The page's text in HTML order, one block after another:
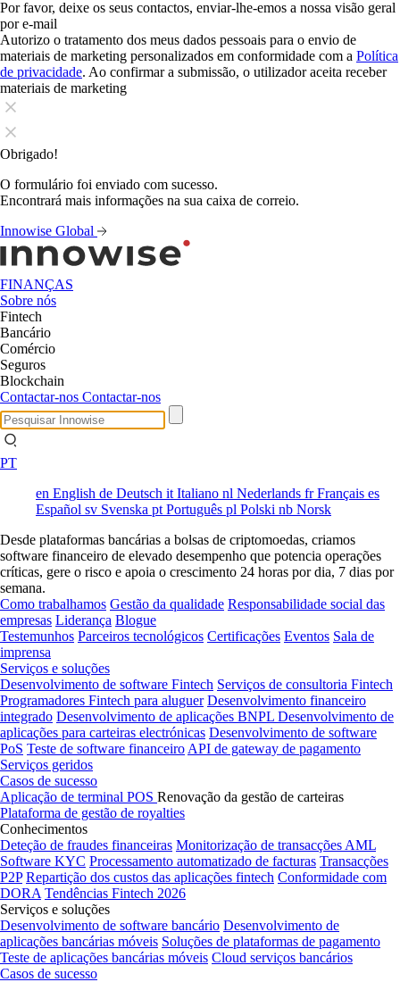
Por favor, deixe os seus contactos, enviar-lhe-emos a nossa visão geral
por e-mail
Autorizo o tratamento dos meus dados pessoais para o envio de
materiais de marketing personalizados em conformidade com a Política
de privacidade. Ao confirmar a submissão, o utilizador aceita receber
materiais de marketing
Obrigado!
O formulário foi enviado com sucesso.
Encontrará mais informações na sua caixa de correio.
Innowise Global
FINANÇAS
Sobre nós
Fintech
Bancário
Comércio
Seguros
Blockchain
Contactar-nos Contactar-nos
PT
en English de Deutsch it Italiano nl Nederlands frFrançais es
Español sv Svenska pt Português pl Polski nb Norsk
Desde plataformas bancárias a bolsas de criptomoedas, criamos
software financeiro de elevado desempenho que potencia operações
críticas, gere o risco e apoia o crescimento 24 horas por dia, 7 dias por
semana.
Como trabalhamos Gestão da qualidade Responsabilidade social das
empresas Liderança Blogue
Testemunhos Parceiros tecnológicos Certificações Eventos Sala de
imprensa
Serviços e soluções
Desenvolvimento de software Fintech Serviços de consultoria Fintech
Programadores Fintech para aluguer Desenvolvimento financeiro
integrado Desenvolvimento de aplicações BNPL Desenvolvimento de
aplicações para carteiras electrónicas Desenvolvimento de software
PoS Teste de software financeiro API de gateway de pagamento
Serviços geridos
Casos de sucesso
Aplicação de terminal POS Renovação da gestão de carteiras
Plataforma de gestão de royalties
Conhecimentos
Deteção de fraudes financeiras Monitorização de transacções AML
Software KYC Processamento automatizado de facturas Transacções
P2P Repartição dos custos das aplicações fintech Conformidade com
DORA Tendências Fintech 2026
Serviços e soluções
Desenvolvimento de software bancário Desenvolvimento de
aplicações bancárias móveis Soluções de plataformas de pagamento
Teste de aplicações bancárias móveis Cloud serviços bancários
Casos de sucesso